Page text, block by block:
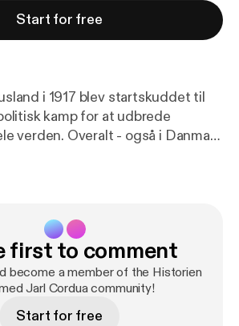
Start for free
i 1917 blev startskuddet til
kamp for at udbrede
verden. Overalt - også i Danmark
Ikke mindst i de skandinaviske
og sprængstoffer. I en periode
et centralt knudepunkt og
deltog i arbejdet. Denne
sted i mellemkrigsårene frem
hvor arbejdet og dem, der
first to comment
become a member of the Historien
Jarl Cordua community!
Start for free